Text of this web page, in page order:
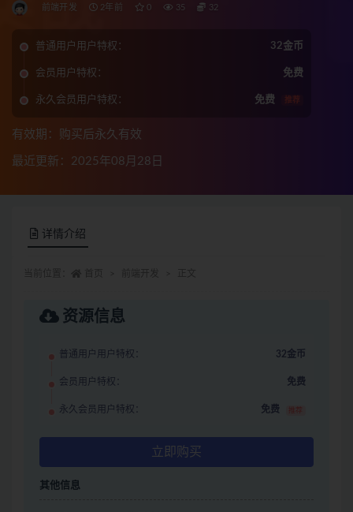
前端开发 2年前 0 35 32
普通用户用户特权： 32金币
会员用户特权： 免费
永久会员用户特权： 免费 推荐
有效期：购买后永久有效
最近更新：2025年08月28日
详情介绍
资源信息
普通用户用户特权： 32金币
会员用户特权： 免费
永久会员用户特权： 免费 推荐
立即购买
其他信息